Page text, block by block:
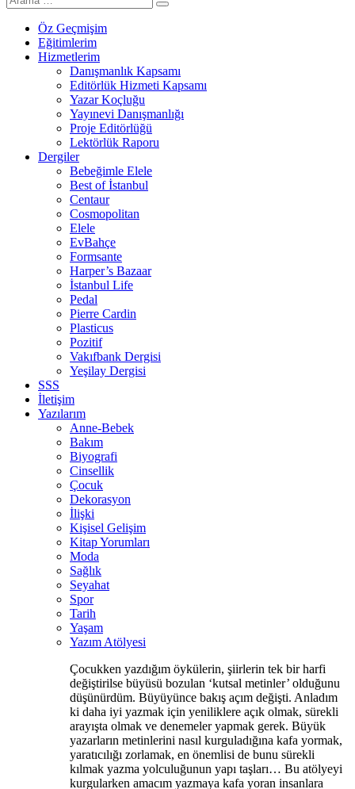
Öz Geçmişim
Eğitimlerim
Hizmetlerim
Danışmanlık Kapsamı
Editörlük Hizmeti Kapsamı
Yazar Koçluğu
Yayınevi Danışmanlığı
Proje Editörlüğü
Lektörlük Raporu
Dergiler
Bebeğimle Elele
Best of İstanbul
Centaur
Cosmopolitan
Elele
EvBahçe
Formsante
Harper’s Bazaar
İstanbul Life
Pedal
Pierre Cardin
Plasticus
Pozitif
Vakıfbank Dergisi
Yeşilay Dergisi
SSS
İletişim
Yazılarım
Anne-Bebek
Bakım
Biyografi
Cinsellik
Çocuk
Dekorasyon
İlişki
Kişisel Gelişim
Kitap Yorumları
Moda
Sağlık
Seyahat
Spor
Tarih
Yaşam
Yazım Atölyesi
Çocukken yazdığım öykülerin, şiirlerin tek bir harfi
değiştirilse büyüsü bozulan ‘kutsal metinler’ olduğunu
düşünürdüm. Büyüyünce bakış açım değişti. Anladım
ki daha iyi yazmak için yeniliklere açık olmak, sürekli
arayışta olmak ve denemeler yapmak gerek. Büyük
yazarların metinlerini nasıl kurguladığına kafa yormak,
yaratıcılığı zorlamak, en önemlisi de bunu sürekli
kılmak yazma yolculuğunun yapı taşları… Bu atölyeyi
kurgularken amacım yazmaya kafa yoran insanlara